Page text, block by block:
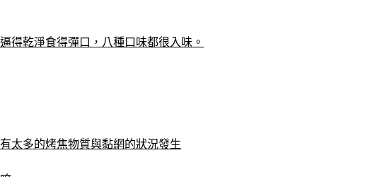
得乾淨食得彈口，八種口味都很入味。
太多的烤焦物質與黏網的狀況發生